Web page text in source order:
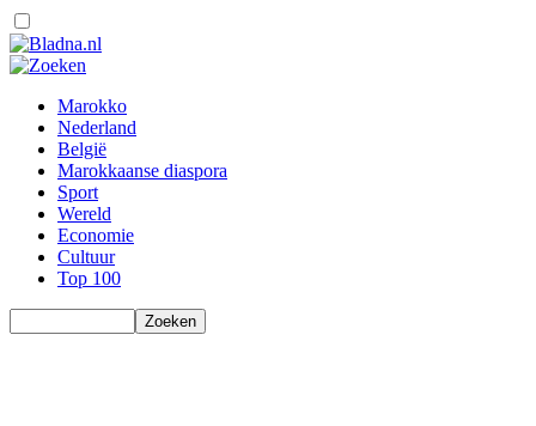
Marokko
Nederland
België
Marokkaanse diaspora
Sport
Wereld
Economie
Cultuur
Top 100